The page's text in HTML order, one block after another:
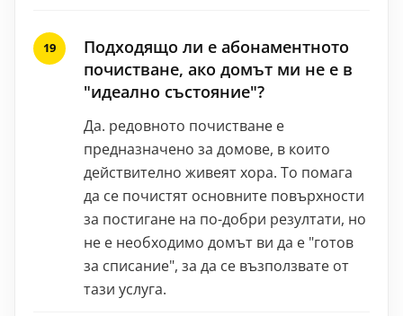
Подходящо ли е абонаментното
почистване, ако домът ми не е в
"идеално състояние"?
Да. редовното почистване е
предназначено за домове, в които
действително живеят хора. То помага
да се почистят основните повърхности
за постигане на по-добри резултати, но
не е необходимо домът ви да е "готов
за списание", за да се възползвате от
тази услуга.